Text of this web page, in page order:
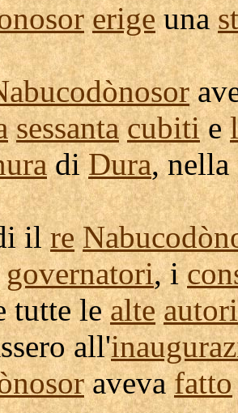
erigeuna
sessanta cubitie
diDura, nella
ilre
governatori, i
tutte lealte
all'
avevafatto